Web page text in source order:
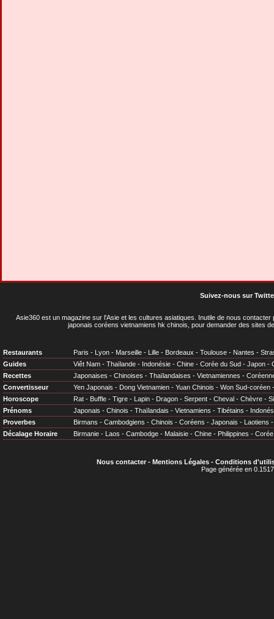
Suivez-nous sur
Asie360 est un magazine sur l'Asie et les cultures asiatiques . Inutile de nous
japonais coréens vietnamiens hk chinois, pour demander des sites
Restaurants Paris - Lyon - Marseille - Lille - Bordeaux - Toulouse - Nantes -
Guides
Viêt Nam - Thaïlande - Indonésie - Chine - Corée du Sud - Japon -
Recettes
Japonaises - Chinoises - Thaïlandaises - Vietnamiennes -
Convertisseur
Yen Japonais - Dong Vietnamien - Yuan Chinois - Won Sud-coréen
Horoscope
Rat - Buffle - Tigre - Lapin - Dragon - Serpent - Cheval - Chèvre -
Prénoms
Japonais - Chinois - Thaïlandais - Vietnamiens - Tibétains -
Proverbes
Birmans - Cambodgiens - Chinois - Coréens - Japonais - Laotiens
Décalage Horaire
Birmanie - Laos - Cambodge - Malaisie - Chine - Philippines - Corée
Nous contacter- Mentions Légales- Conditions
Page générée en